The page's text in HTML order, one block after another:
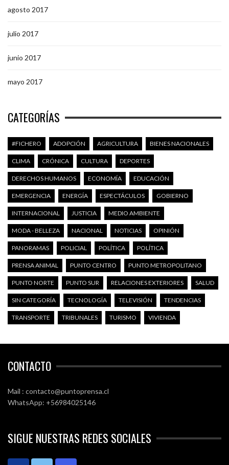
agosto 2017
julio 2017
junio 2017
mayo 2017
CATEGORÍAS
#FICHERO ADOPCIÓN AGRICULTURA BIENES NACIONALES
CLIMA CRÓNICA CULTURA DEPORTES
DERECHOS HUMANOS ECONOMÍA EDUCACIÓN
EMERGENCIA ENERGÍA ESPECTÁCULOS GOBIERNO
INTERNACIONAL JUSTICIA MEDIO AMBIENTE
MODA - BELLEZA NACIONAL NOTICIAS OPINIÓN
PANORAMAS POLICIAL POLÍTICA POLÍTICA
PRENSA ANIMAL PUNTO CENTRO PUNTO METROPOLITANO
PUNTO NORTE PUNTO SUR RELACIONES EXTERIORES SALUD
SIN CATEGORÍA TECNOLOGÍA TELEVISIÓN TENDENCIAS
TRANSPORTE TRIBUNALES TURISMO VIVIENDA
CONTACTO
Mail : contacto@puntoprensa.cl
WhatsApp: +56984025146
SIGUE NUESTRAS REDES SOCIALES